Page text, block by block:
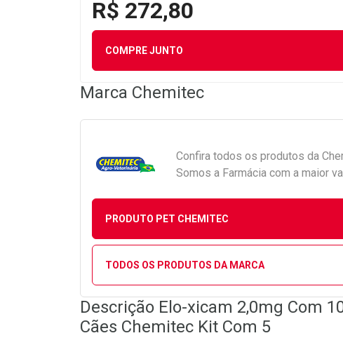
R$ 272,80
COMPRE JUNTO
Marca Chemitec
Confira todos os produtos da
Somos a Farmácia com a maior
PRODUTO PET CHEMITEC
TODOS OS PRODUTOS DA MARCA
Descrição Elo-xicam 2,0mg Com
Cães Chemitec Kit Com 5